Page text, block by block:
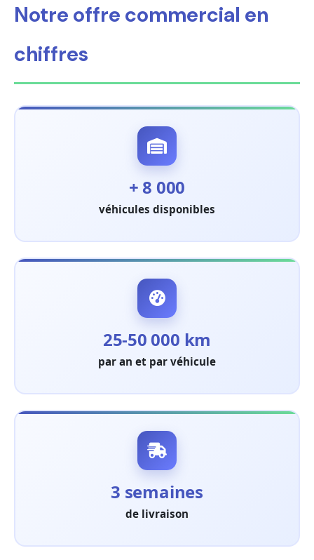
Notre offre commercial en
chiffres
+ 8 000
véhicules disponibles
25-50 000 km
par an et par véhicule
3 semaines
de livraison